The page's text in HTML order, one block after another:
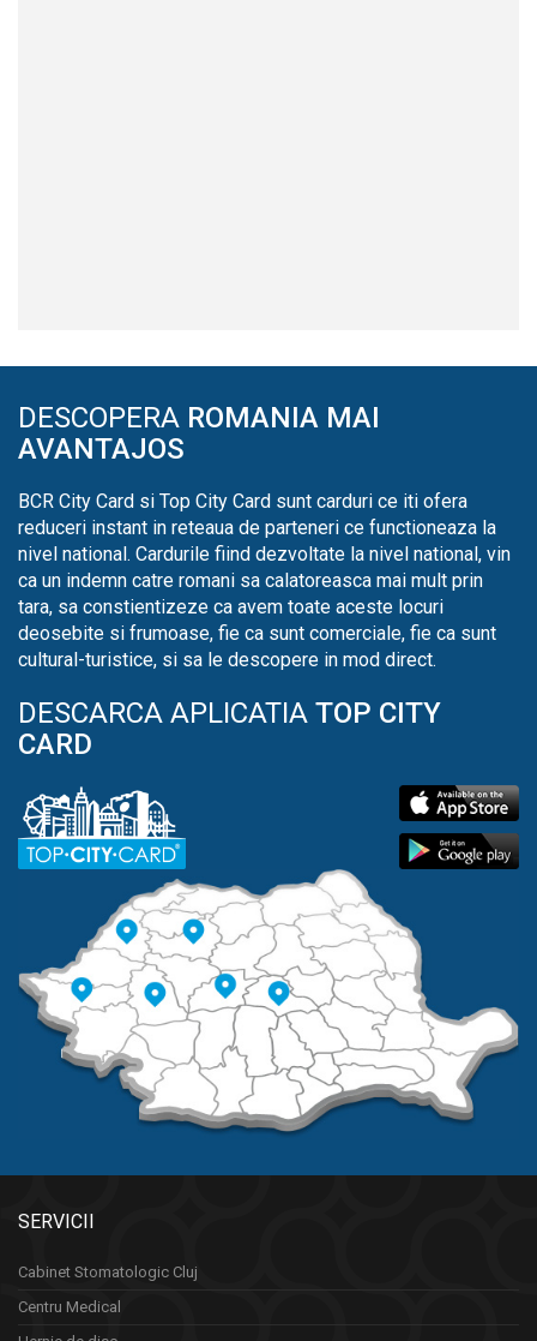
DESCOPERA ROMANIA MAI
AVANTAJOS
BCR City Card si Top City Card sunt carduri ce iti ofera
reduceri instant in reteaua de parteneri ce functioneaza la
nivel national. Cardurile fiind dezvoltate la nivel national, vin
ca un indemn catre romani sa calatoreasca mai mult prin
tara, sa constientizeze ca avem toate aceste locuri
deosebite si frumoase, fie ca sunt comerciale, fie ca sunt
cultural-turistice, si sa le descopere in mod direct.
DESCARCA APLICATIA TOP CITY
CARD
SERVICII
Cabinet Stomatologic Cluj
Centru Medical